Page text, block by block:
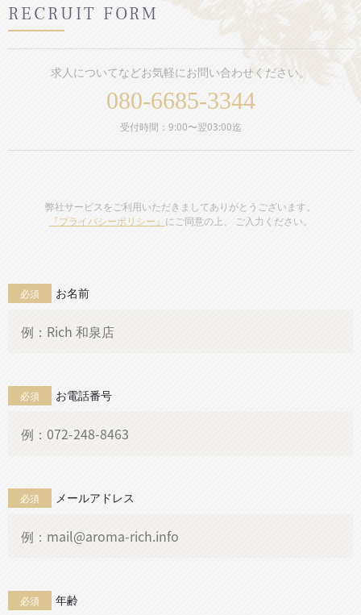
求人についてなどお気軽にお問い合わせください。
080-6685-3344
受付時間：9:00〜翌03:00迄
弊社サービスをご利用いただきましてありがとうございます。
『プライバシーポリシー』 にご同意の上、 ご入力ください。
必須 お名前
必須 お電話番号
必須 メールアドレス
必須 年齢